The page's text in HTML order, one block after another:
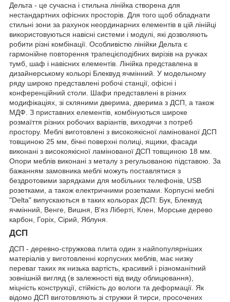
Дельта - це сучасна і стильна лінійка створена для
нестандартних офісних просторів. Для того щоб обладнати
стильні зони за рахунок неординарних елементів в цій лінійці
використовуються навісні системи і модулі, які дозволяють
робити різні комбінації. Особливістю лінійки Дельта є
гармонійне повторення трапецієподібних вирізів на ручках
тумб, шаф і навісних елементів. Лінійка представлена в
дизайнерському кольорі Блеквуд ячмінний. У модельному
ряду широко представлені робочі станції, офісні і
конференційний столи. Шафи представлені в різних
модифікаціях, зі скляними дверима, дверима з ДСП, а також
МДФ. З приставних елементів, комбінуються широке
розмаїття різних робочих варіантів, виходячи з потреб
простору. Меблі виготовлені з високоякісної ламінованої ДСП
товщиною 25 мм, бічні поверхні полиці, ящики, фасади
виконані з високоякісної ламінованої ДСП товщиною 18 мм.
Опори меблів виконані з металу з регульованою підставою. За
бажанням замовника меблі можуть поставлятися з
бездротовими зарядками для мобільних телефонів, USB
розетками, а також електричними розетками. Корпусні меблі
"Delta" випускаються в таких кольорах ДСП: Бук, Блеквуд
ячмінний, Венге, Вишня, В'яз Ліберті, Клен, Морське дерево
карбон, Горіх, Сірий, Яблуня.
ДСП
ДСП - деревно-стружкова плита один з найпопулярніших
матеріалів у виготовленні корпусних меблів, має низку
переваг таких як низька вартість, красивий і різноманітний
зовнішній вигляд (в залежності від виду облицювання),
міцність конструкції, стійкість до вологи та деформації. Як
відомо ДСП виготовляють зі стружки й тирси, просочених